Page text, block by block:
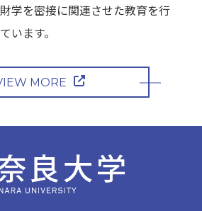
学を密接に関連させた教育を行
います。
MORE